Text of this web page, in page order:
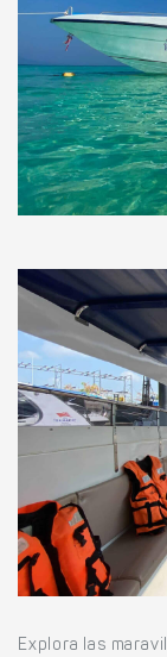
Explora las